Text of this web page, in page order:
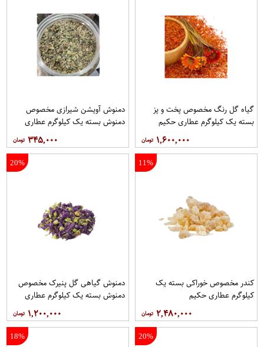
گیاه گل رنگ مخصوص پخت و پز
بسته یک کیلوگرم عطاری حکیم
۱,۶۰۰,۰۰۰
دمنوش آویشن شیرازی مخصوص
دمنوش بسته یک کیلوگرم عطاری
۳۴۵,۰۰۰
11%
کندر مخصوص خوراکی بسته یک
کیلوگرم عطاری حکیم
۲,۴۸۰,۰۰۰
20%
دمنوش گیاهی گل پنیرک مخصوص
دمنوش بسته یک کیلوگرم عطاری
۱,۲۰۰,۰۰۰
20%
18%